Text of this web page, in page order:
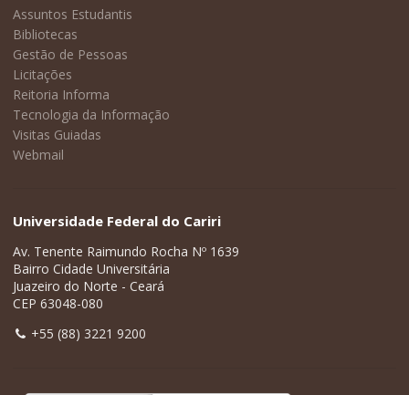
Assuntos Estudantis
Bibliotecas
Gestão de Pessoas
Licitações
Reitoria Informa
Tecnologia da Informação
Visitas Guiadas
Webmail
Universidade Federal do Cariri
Av. Tenente Raimundo Rocha Nº 1639
Bairro Cidade Universitária
Juazeiro do Norte - Ceará
CEP 63048-080
+55 (88) 3221 9200